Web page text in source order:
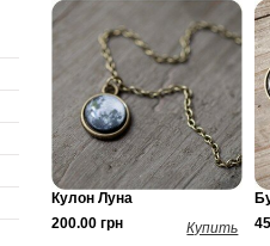
Кулон Луна
200.00 грн
Купить